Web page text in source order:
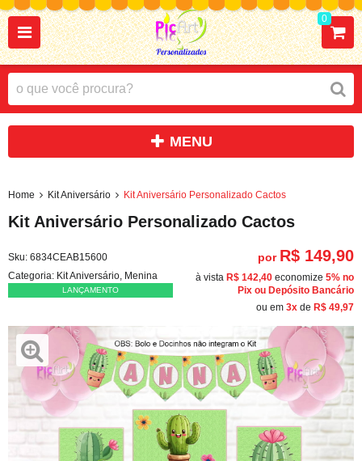
0
Home Kit Aniversário Kit Aniversário Personalizado Cactos
Kit Aniversário Personalizado Cactos
Sku: 6834CEAB15600
Categoria: Kit Aniversário Menina
LANÇAMENTO
por R$ 149,90
à vista R$ 142,40 economize 5% no
Pix ou Depósito Bancário
ou em 3x de R$ 49,97